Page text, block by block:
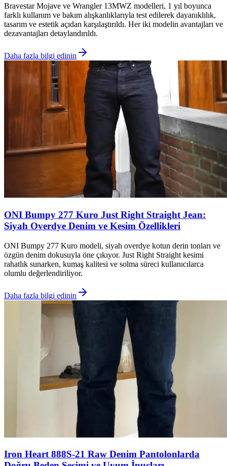
Bravestar Mojave ve Wrangler 13MWZ modelleri, 1 yıl boyunca
farklı kullanım ve bakım alışkanlıklarıyla test edilerek dayanıklılık,
tasarım ve estetik açıdan karşılaştırıldı. Her iki modelin avantajları ve
dezavantajları detaylandırıldı.
Daha fazla bilgi edinin
ONI Bumpy 277 Kuro Just Right Straight Jean:
Siyah Overdye Denim ve Kesim Özellikleri
ONI Bumpy 277 Kuro modeli, siyah overdye kotun derin tonları ve
özgün denim dokusuyla öne çıkıyor. Just Right Straight kesimi
rahatlık sunarken, kumaş kalitesi ve solma süreci kullanıcılarca
olumlu değerlendiriliyor.
Daha fazla bilgi edinin
Iron Heart 888S-21 Raw Denim Pantolonlarda